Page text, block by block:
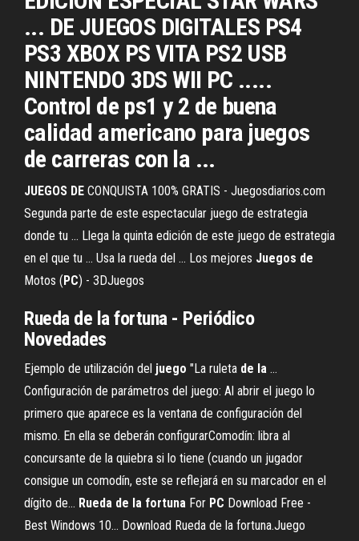
... DE JUEGOS DIGITALES PS4
PS3 XBOX PS VITA PS2 USB
NINTENDO 3DS WII PC .....
Control de ps1 y 2 de buena
calidad americano para juegos
de carreras con la ...
JUEGOS DE CONQUISTA 100% GRATIS - Juegosdiarios.com
Segunda parte de este espectacular juego de estrategia
donde tu ... Llega la quinta edición de este juego de estrategia
en el que tu ... Usa la rueda del ... Los mejores Juegos de
Motos (PC) - 3DJuegos
Rueda de lafortuna- Periódico
Novedades
Ejemplo de utilización del juego "La ruleta de la …
Configuración de parámetros del juego: Al abrir el juego lo
primero que aparece es la ventana de configuración del
mismo. En ella se deberán configurarComodín: libra al
concursante de la quiebra si lo tiene (cuando un jugador
consigue un comodín, este se reflejará en su marcador en el
dígito de... Rueda de la fortuna For PC Download Free -
Best Windows 10… Download Rueda de la fortuna.Juego